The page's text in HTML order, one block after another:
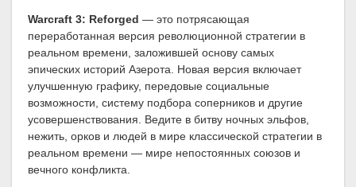
Warcraft 3: Reforged — это потрясающая
переработанная версия революционной стратегии в
реальном времени, заложившей основу самых
эпических историй Азерота. Новая версия включает
улучшенную графику, передовые социальные
возможности, систему подбора соперников и другие
усовершенствования. Ведите в битву ночных эльфов,
нежить, орков и людей в мире классической стратегии в
реальном времени — мире непостоянных союзов и
вечного конфликта.